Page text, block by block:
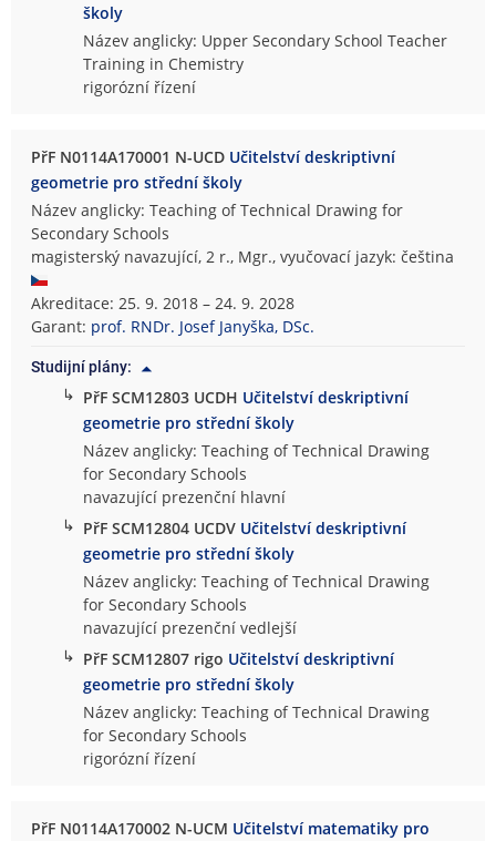
školy
Název anglicky: Upper Secondary School Teacher
Training in Chemistry
rigorózní řízení
PřF N0114A170001 N-UCD Učitelství deskriptivní
geometrie pro střední školy
Název anglicky: Teaching of Technical Drawing for
Secondary Schools
magisterský navazující, 2 r., Mgr., vyučovací jazyk: čeština
Akreditace: 25. 9. 2018 – 24. 9. 2028
Garant: prof. RNDr. Josef Janyška, DSc.
Studijní plány:
↳ PřF SCM12803 UCDH Učitelství deskriptivní
geometrie pro střední školy
Název anglicky: Teaching of Technical Drawing
for Secondary Schools
navazující prezenční hlavní
↳ PřF SCM12804 UCDV Učitelství deskriptivní
geometrie pro střední školy
Název anglicky: Teaching of Technical Drawing
for Secondary Schools
navazující prezenční vedlejší
↳ PřF SCM12807 rigo Učitelství deskriptivní
geometrie pro střední školy
Název anglicky: Teaching of Technical Drawing
for Secondary Schools
rigorózní řízení
PřF N0114A170002 N-UCM Učitelství matematiky pro